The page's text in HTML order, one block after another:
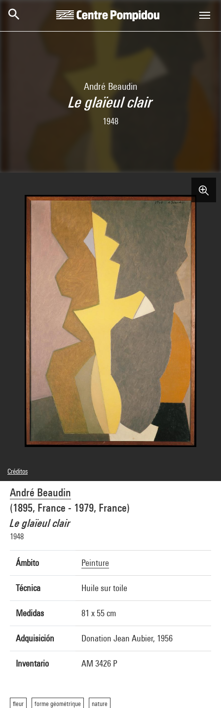
André Beaudin
Le glaïeul clair
1948
André Beaudin
(1895, France - 1979, France)
Le glaïeul clair
1948
Ámbito Peinture
Técnica Huile sur toile
Medidas 81 x 55 cm
Adquisición Donation Jean Aubier, 1956
Inventario AM 3426 P
fleur forme géométrique nature
Créditos
© Adagp, Paris
Créditos fotográficos : Centre Pompidou, MNAM-CCI/Jacqueline Hyde/Dist.
GrandPalaisRmn
Referencia de la imagen : 4R06950 [1978 CX 0173]
Difusión de la imagen :GrandPalaisRmnPhoto